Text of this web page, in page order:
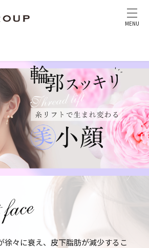
MENU
徐々に衰え、皮下脂肪が減少するこ